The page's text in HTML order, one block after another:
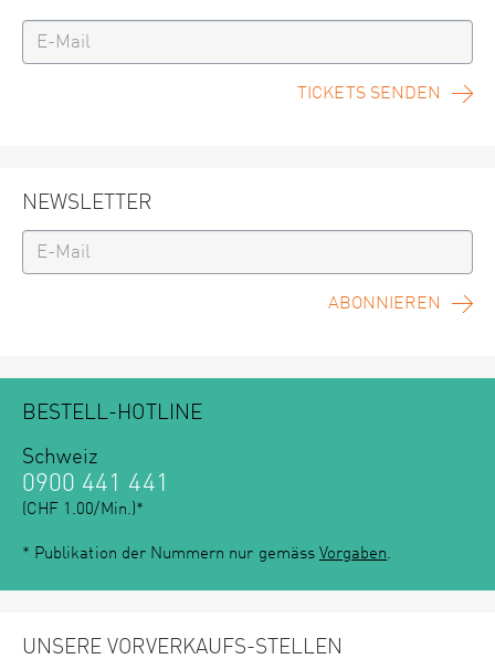
TICKETS SENDEN
NEWSLETTER
ABONNIEREN
BESTELL-HOTLINE
Schweiz
0900 441 441
(CHF 1.00/Min.)*
* Publikation der Nummern nur gemäss Vorgaben.
UNSERE VORVERKAUFS-STELLEN